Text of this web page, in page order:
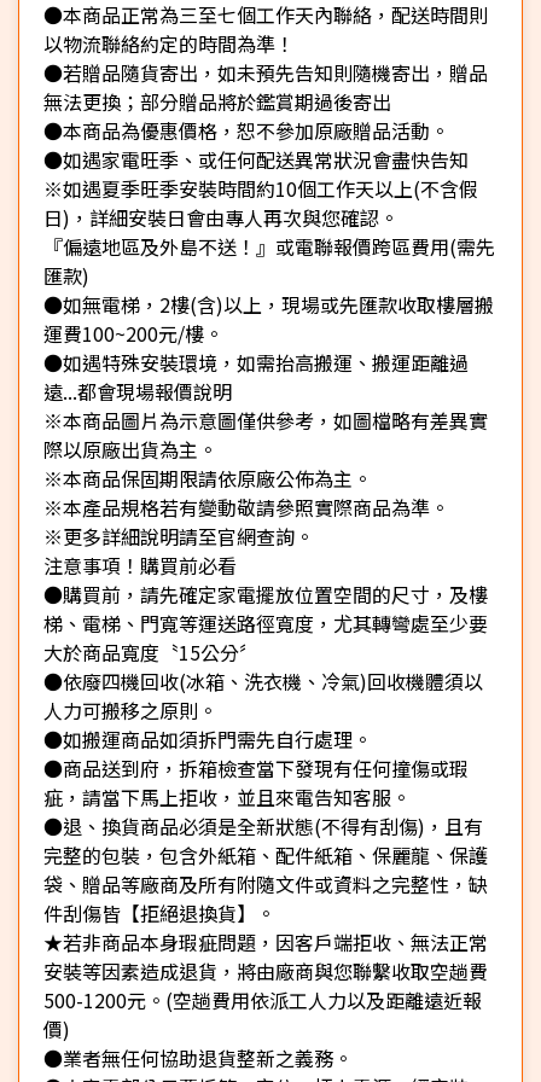
●本商品正常為三至七個工作天內聯絡，配送時間則
以物流聯絡約定的時間為準！
●若贈品隨貨寄出，如未預先告知則隨機寄出，贈品
無法更換；部分贈品將於鑑賞期過後寄出
●本商品為優惠價格，恕不參加原廠贈品活動。
●如遇家電旺季、或任何配送異常狀況會盡快告知
※如遇夏季旺季安裝時間約10個工作天以上(不含假
日)，詳細安裝日會由專人再次與您確認。
『偏遠地區及外島不送！』或電聯報價跨區費用(需先
匯款)
●如無電梯，2樓(含)以上，現場或先匯款收取樓層搬
運費100~200元/樓。
●如遇特殊安裝環境，如需抬高搬運、搬運距離過
遠...都會現場報價說明
※本商品圖片為示意圖僅供參考，如圖檔略有差異實
際以原廠出貨為主。
※本商品保固期限請依原廠公佈為主。
※本產品規格若有變動敬請參照實際商品為準。
※更多詳細說明請至官網查詢。
注意事項！購買前必看
●購買前，請先確定家電擺放位置空間的尺寸，及樓
梯、電梯、門寬等運送路徑寬度，尤其轉彎處至少要
大於商品寬度〝15公分〞
●依廢四機回收(冰箱、洗衣機、冷氣)回收機體須以
人力可搬移之原則。
●如搬運商品如須拆門需先自行處理。
●商品送到府，拆箱檢查當下發現有任何撞傷或瑕
疵，請當下馬上拒收，並且來電告知客服。
●退、換貨商品必須是全新狀態(不得有刮傷)，且有
完整的包裝，包含外紙箱、配件紙箱、保麗龍、保護
袋、贈品等廠商及所有附隨文件或資料之完整性，缺
件刮傷皆【拒絕退換貨】。
★若非商品本身瑕疵問題，因客戶端拒收、無法正常
安裝等因素造成退貨，將由廠商與您聯繫收取空趟費
500-1200元。(空趟費用依派工人力以及距離遠近報
價)
●業者無任何協助退貨整新之義務。